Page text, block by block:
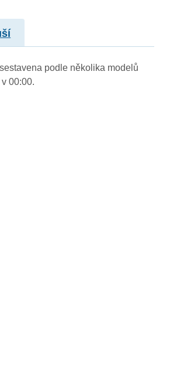
podle několika modelů
00:00.